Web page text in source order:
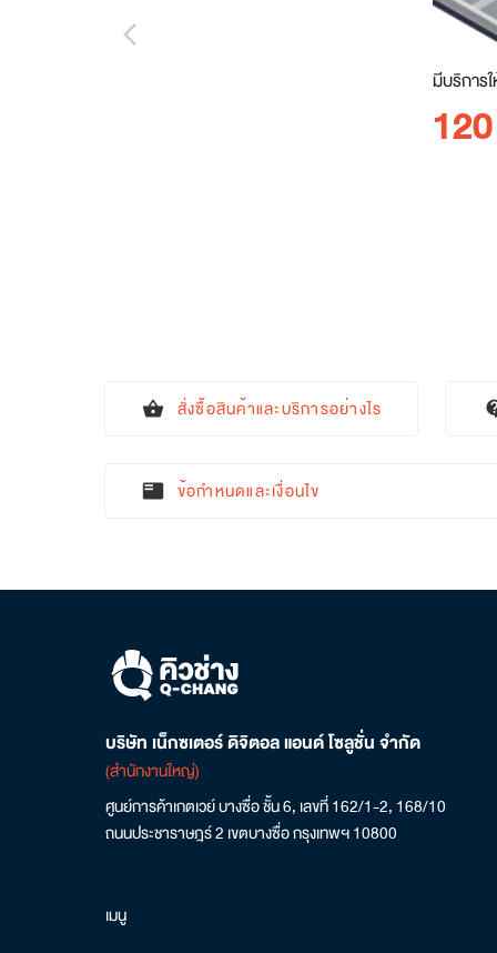
มีบริการ
120
arrow_back_ios_new
shopping_basket สั่งซื้อสินค้าและบริการอย่างไร
featured_play_list ข้อกำหนดและเงื่อนไข
บริษัท เน็กซเตอร์ ดิจิตอล แอนด์ โซลูชั่น จำกัด
(สำนักงานใหญ่)
ศูนย์การค้าเกตเวย์ บางซื่อ ชั้น 6, เลขที่ 162/1-2, 168/10
ถนนประชาราษฎร์ 2 เขตบางซื่อ กรุงเทพฯ 10800
เมนู